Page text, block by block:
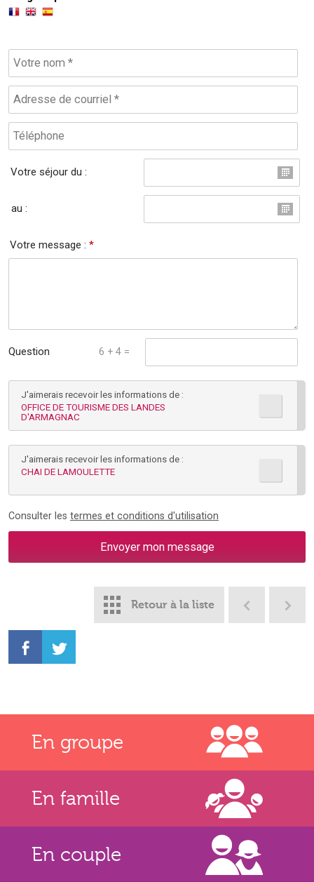
Votre séjour du :
au :
Votre message :*
Question
mathématique :
6 + 4 =
J'aimerais recevoir les informations de :
OFFICE DE TOURISME DES LANDES
D'ARMAGNAC
J'aimerais recevoir les informations de :
CHAI DE LAMOULETTE
Consulter les termes et conditions d'utilisation
Retour à la liste
En groupe
En famille
En couple